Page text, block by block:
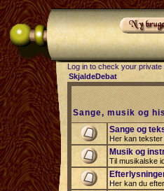
Log in to check your private
SkjaldeDebat
Sange, musik og
Sange og
Her kan tekster
Musik og
Til musikalske
Her kan du